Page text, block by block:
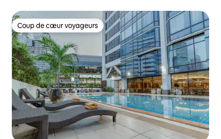
Coup de cœur voyageurs
Coup de cœur voyageurs